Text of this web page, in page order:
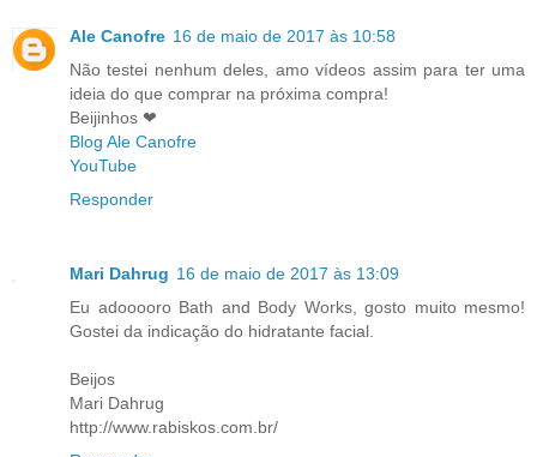
Ale Canofre 16 de maio de 2017 às 10:58
Não testei nenhum deles, amo vídeos assim para ter uma
ideia do que comprar na próxima compra!
Beijinhos ❤
Blog Ale Canofre
YouTube
Responder
Mari Dahrug 16 de maio de 2017 às 13:09
Eu adooooro Bath and Body Works, gosto muito mesmo!
Gostei da indicação do hidratante facial.
Beijos
Mari Dahrug
http://www.rabiskos.com.br/